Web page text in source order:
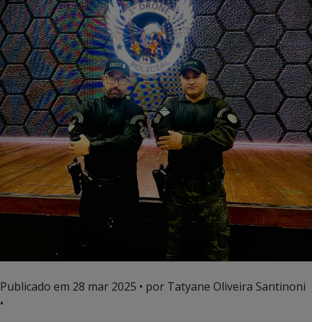
Publicado em 28 mar 2025 • por Tatyane Oliveira Santinoni
•